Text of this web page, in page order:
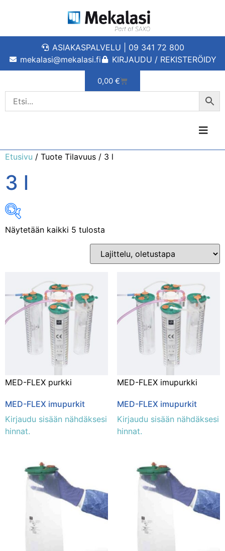
ASIAKASPALVELU | 09 341 72 800
mekalasi@mekalasi.fi
KIRJAUDU / REKISTERÖIDY
0,00 €
Etusivu / Tuote Tilavuus / 3 l
3 l
Näytetään kaikki 5 tulosta
MED-FLEX purkki
MED-FLEX imupurkit
Kirjaudu sisään nähdäksesi
hinnat.
MED-FLEX imupurkki
MED-FLEX imupurkit
Kirjaudu sisään nähdäksesi
hinnat.